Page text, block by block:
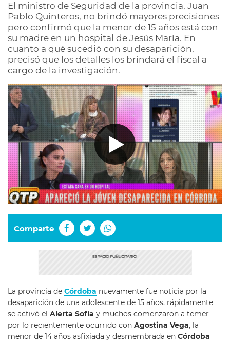
El ministro de Seguridad de la provincia, Juan
Pablo Quinteros, no brindó mayores precisiones
pero confirmó que la menor de 15 años está con
su madre en un hospital de Jesús María. En
cuanto a qué sucedió con su desaparición,
precisó que los detalles los brindará el fiscal a
cargo de la investigación.
Comparte
La provincia de Córdoba nuevamente fue noticia por la
desaparición de una adolescente de 15 años, rápidamente
se activó el Alerta Sofía y muchos comenzaron a temer
por lo recientemente ocurrido con Agostina Vega, la
menor de 14 años asfixiada y desmembrada en Córdoba